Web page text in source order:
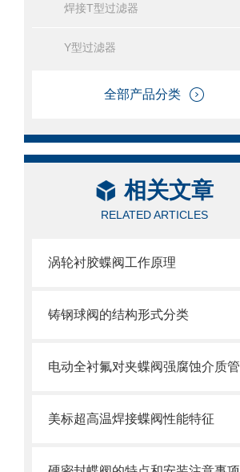
焊接T型过滤器
Y型过滤器
全部产品分类
相关文章
RELATED ARTICLES
涡轮衬胶蝶阀工作原理
铸钢球阀的结构形式分类
美标超高温焊接蝶阀性能特征